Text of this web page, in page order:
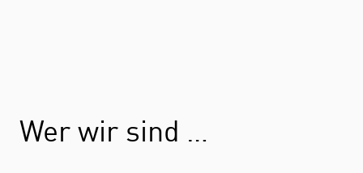
Wer wir sind …